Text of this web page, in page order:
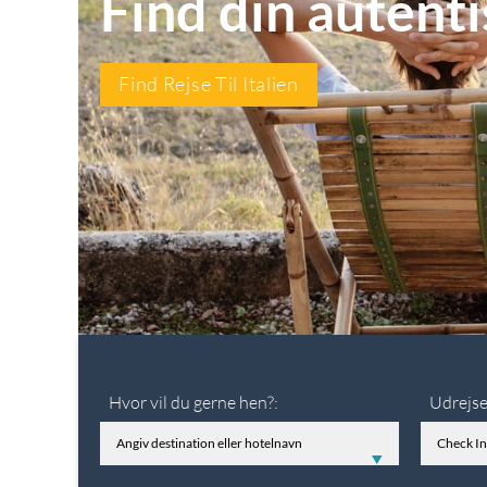
Find Rejse Til Italien
Hvor vil du gerne hen?: